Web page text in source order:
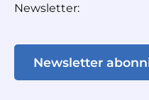
Newsletter:
Newsletter